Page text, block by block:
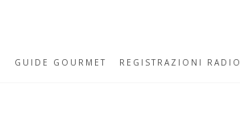
GUIDE GOURMET REGISTRAZIONI RADIO